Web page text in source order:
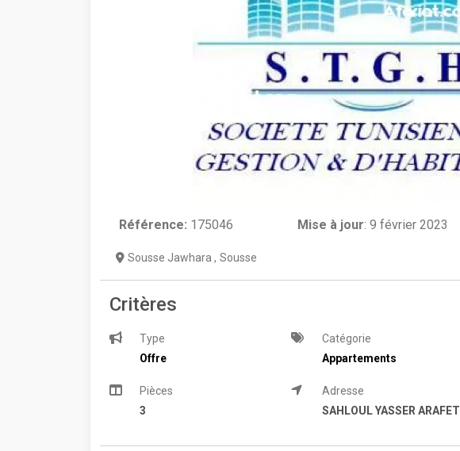
Référence: 175046 Mise à jour:9 février 2023
Sousse Jawhara , Sousse
Critères
Type
Offre
Catégorie
Appartements
Pièces
3
Adresse
SAHLOUL YASSER ARAFET